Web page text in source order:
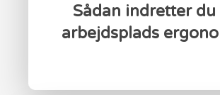
Sådan indretter du
arbejdsplads